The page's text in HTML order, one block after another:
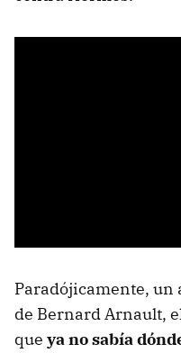
Paradójicamente, un
de Bernard Arnault,
que ya no sabía